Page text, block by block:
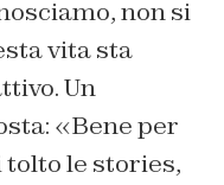
non si
vita sta
Un
«Bene per
tolto le stories,